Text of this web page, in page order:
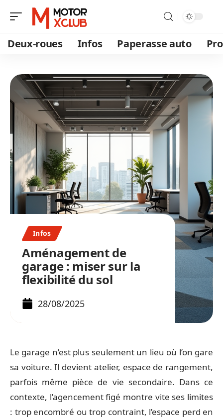
Deux-roues Infos Paperasse auto
Infos
Aménagement de
garage : miser sur la
flexibilité du sol
28/08/2025
Le garage n’est plus seulement un lieu où l’on gare
sa voiture. Il devient atelier, espace de rangement,
parfois même pièce de vie secondaire. Dans ce
contexte, l’agencement figé montre vite ses limites
: trop encombré ou trop contraint, l’espace perd en